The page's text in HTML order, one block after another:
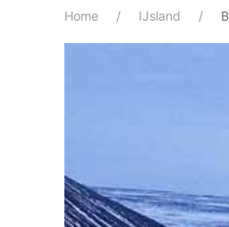
Home IJsland